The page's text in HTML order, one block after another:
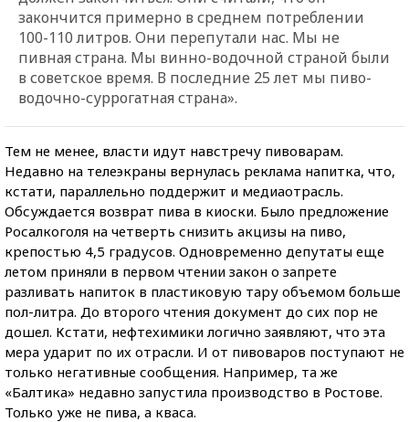
закончится примерно в среднем потреблении
100-110 литров. Они перепутали нас. Мы не
пивная страна. Мы винно-водочной страной были
в советское время. В последние 25 лет мы пиво-
водочно-суррогатная страна».
Тем не менее, власти идут навстречу пивоварам.
Недавно на телеэкраны вернулась реклама напитка, что,
кстати, параллельно поддержит и медиаотрасль.
Обсуждается возврат пива в киоски. Было предложение
Росалкоголя на четверть снизить акцизы на пиво,
крепостью 4,5 градусов. Одновременно депутаты еще
летом приняли в первом чтении закон о запрете
разливать напиток в пластиковую тару объемом больше
пол-литра. До второго чтения документ до сих пор не
дошел. Кстати, нефтехимики логично заявляют, что эта
мера ударит по их отрасли. И от пивоваров поступают не
только негативные сообщения. Например, та же
«Балтика» недавно запустила производство в Ростове.
Только уже не пива, а кваса.